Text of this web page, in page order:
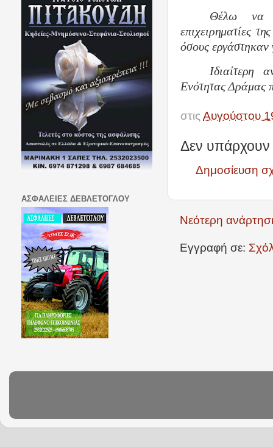
Θέλω να
επιχειρηματίες
όσους εργάστηκαν
Ιδιαίτερη
Ενότητας Δράμας
στις Αυγούστου
Δεν υπάρχουν
Δημοσίευση
Νεότερη
Εγγραφή σε:
ΑΣΦΑΛΕΙΕΣ ΔΕΒΛΕΤΟΓΛΟΥ